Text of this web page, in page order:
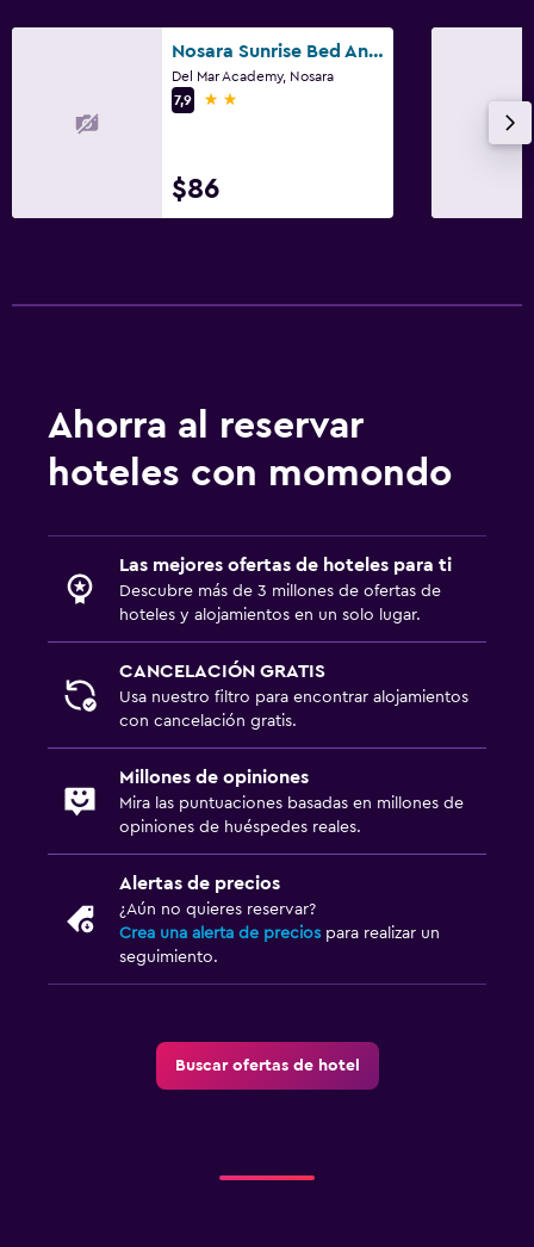
Nosara Sunrise Bed And Breakfast
Del Mar Academy, Nosara
7,9
2 estrellas
$86
Ahorra al reservar
hoteles con momondo
Las mejores ofertas de hoteles para ti
Descubre más de 3 millones de ofertas de
hoteles y alojamientos en un solo lugar.
CANCELACIÓN GRATIS
Usa nuestro filtro para encontrar alojamientos
con cancelación gratis.
Millones de opiniones
Mira las puntuaciones basadas en millones de
opiniones de huéspedes reales.
Alertas de precios
¿Aún no quieres reservar?
Crea una alerta de precios para realizar un
seguimiento.
Buscar ofertas de hotel